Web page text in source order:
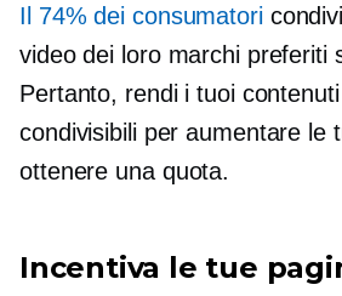
Il 74% dei consumatori
video dei loro marchi preferiti
Pertanto, rendi i tuoi
condivisibili per aumentare le
ottenere una quota.
Incentiva le tue